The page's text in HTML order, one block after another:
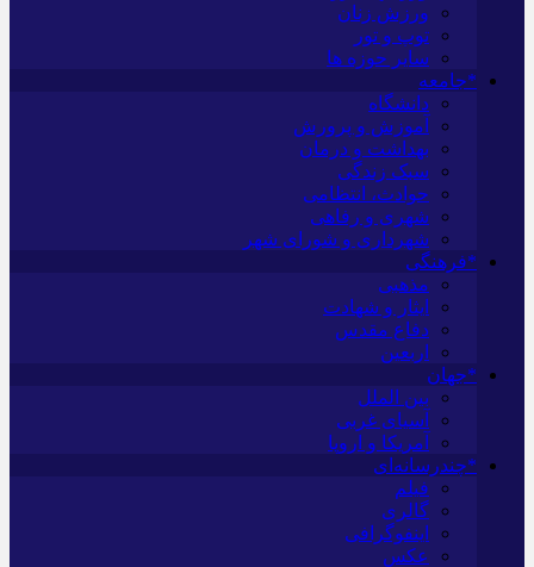
ورزش زنان
توپ و تور
سایر حوزه ها
*جامعه
دانشگاه
آموزش و پرورش
بهداشت و درمان
سبک زندگی
حوادث، انتظامی
شهری و رفاهی
شهرداری و شورای شهر
*فرهنگی
مذهبی
ایثار و شهادت
دفاع مقدس
اربعین
*جهان
بین الملل
آسیای غربی
آمریکا و اروپا
*چندرسانه‌ای
فیلم
گالری
اینفوگرافی
عکس